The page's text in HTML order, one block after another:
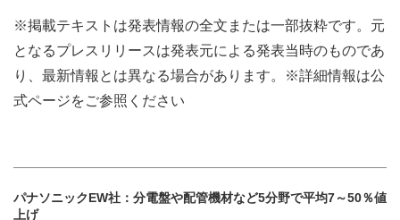
※掲載テキストは発表情報の全文または一部抜粋です。元
となるプレスリリースは発表元による発表当時のものであ
り、最新情報とは異なる場合があります。※詳細情報は公
式ページをご参照ください
パナソニックEW社：分電盤や配管機材など5分野で平均7～50％値
上げ